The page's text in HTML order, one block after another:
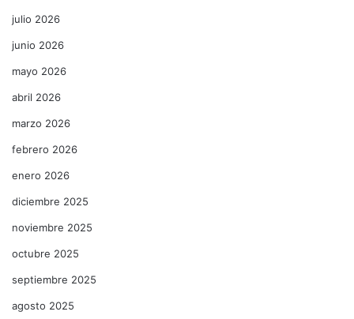
julio 2026
junio 2026
mayo 2026
abril 2026
marzo 2026
febrero 2026
enero 2026
diciembre 2025
noviembre 2025
octubre 2025
septiembre 2025
agosto 2025